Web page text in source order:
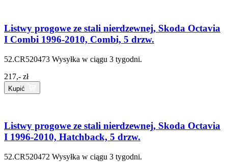
Listwy progowe ze stali nierdzewnej, Skoda Octavia
I Combi 1996-2010, Combi, 5 drzw.
52.CR520473 Wysyłka w ciągu 3 tygodni.
217,- zł
Kupić
Listwy progowe ze stali nierdzewnej, Skoda Octavia
I 1996-2010, Hatchback, 5 drzw.
52.CR520472 Wysyłka w ciągu 3 tygodni.